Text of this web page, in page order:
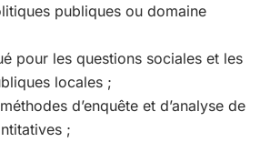
publiques ou domaine
pour les questions sociales et les
locales ;
d’enquête et d’analyse de
;